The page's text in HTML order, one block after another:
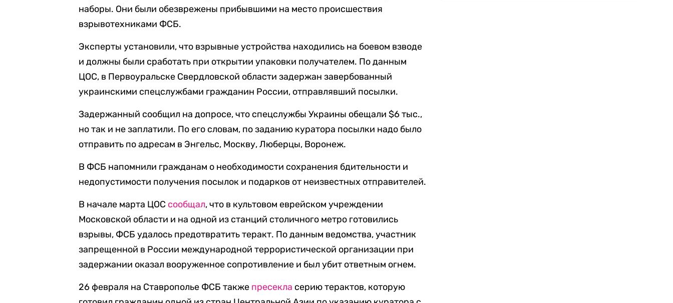
наборы. Они были обезврежены прибывшими на место происшествия
взрывотехниками ФСБ.
Эксперты установили, что взрывные устройства находились на боевом взводе
и должны были сработать при открытии упаковки получателем. По данным
ЦОС, в Первоуральске Свердловской области задержан завербованный
украинскими спецслужбами гражданин России, отправлявший посылки.
Задержанный сообщил на допросе, что спецслужбы Украины обещали $6 тыс.,
но так и не заплатили. По его словам, по заданию куратора посылки надо было
отправить по адресам в Энгельс, Москву, Люберцы, Воронеж.
В ФСБ напомнили гражданам о необходимости сохранения бдительности и
недопустимости получения посылок и подарков от неизвестных отправителей.
В начале марта ЦОС сообщал, что в культовом еврейском учреждении
Московской области и на одной из станций столичного метро готовились
взрывы, ФСБ удалось предотвратить теракт. По данным ведомства, участник
запрещенной в России международной террористической организации при
задержании оказал вооруженное сопротивление и был убит ответным огнем.
26 февраля на Ставрополье ФСБ также пресекла серию терактов, которую